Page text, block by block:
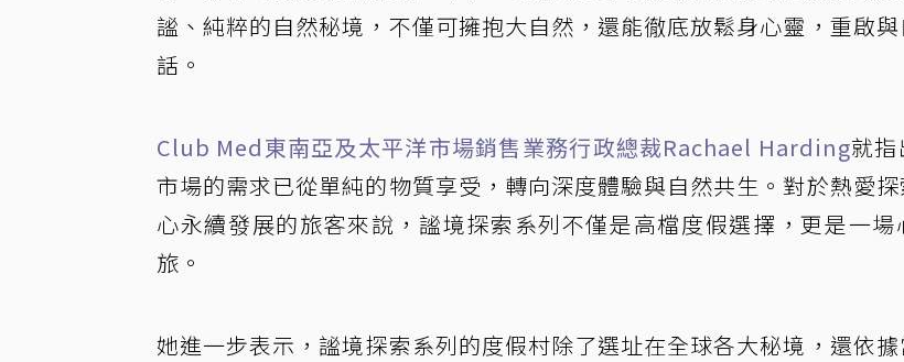
謐、純粹的自然秘境，不僅可擁抱大自然，還能徹底放鬆身心靈，重啟
話。
Club Med東南亞及太平洋市場銷售業務行政總裁Rachael Harding就
市場的需求已從單純的物質享受，轉向深度體驗與自然共生。對於熱愛
心永續發展的旅客來說，謐境探索系列不僅是高檔度假選擇，更是一場
旅。
她進一步表示，謐境探索系列的度假村除了選址在全球各大秘境，還依